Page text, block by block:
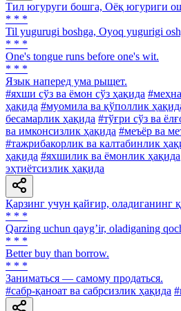
Тил югуруги бошга, Оёқ югуриги
* * *
Til yugurugi boshga, Oyoq yugurigi
* * *
One's tongue runs before one's wit.
* * *
Язык наперед ума рыщет.
#яхши сўз ва ёмон сўз ҳақида
ҳақида #муомила ва қўполлик
бесамарлик ҳақида #тўғри сўз ва
ва имконсизлик ҳақида #меъёр ва
#тажрибакорлик ва калтабинлик
ҳақида #яхшилик ва ёмонлик ҳақида
эҳтиётсизлик ҳақида
Қарзинг учун қайғир, оладиганинг
* * *
Qarzing uchun qaygʼir, oladiganing
* * *
Better buy than borrow.
* * *
Заниматься — самому продаться.
#сабр-қаноат ва сабрсизлик ҳақида